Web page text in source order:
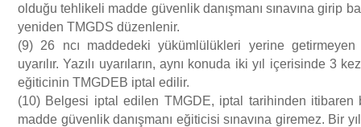
olduğu tehlikeli madde güvenlik danışmanı sınavına girip
yeniden TMGDS düzenlenir.
(9) 26 ncı maddedeki yükümlülükleri yerine getirmeyen
uyarılır. Yazılı uyarıların, aynı konuda iki yıl içerisinde 3
eğiticinin TMGDEB iptal edilir.
(10) Belgesi iptal edilen TMGDE, iptal tarihinden itibaren
madde güvenlik danışmanı eğiticisi sınavına giremez. Bir